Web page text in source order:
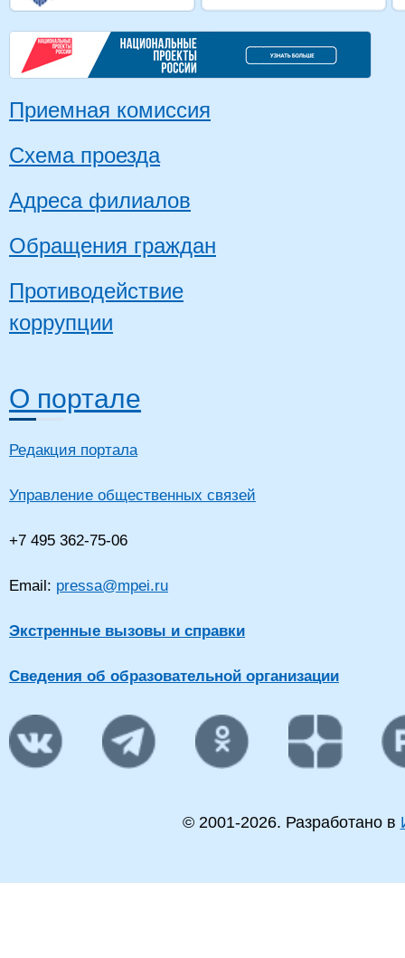
Приемная комиссия
Схема проезда
Адреса филиалов
Обращения граждан
Противодействие
коррупции
О портале
Редакция портала
Управление общественных связей
+7 495 362-75-06
Email: pressa@mpei.ru
Экстренные вызовы и справки
Сведения об образовательной организации
© 2001-2026. Разработано в